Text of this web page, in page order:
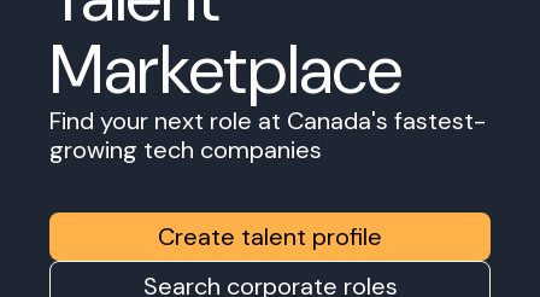
Marketplace
Find your next role at Canada's fastest-
growing tech companies
Create talent profile
Search corporate roles